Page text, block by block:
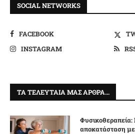
SOCIAL NETWORKS
FACEBOOK
INSTAGRAM
ΤΑ ΤΕΛΕΥΤΑΊΑ ΜΑΣ ΆΡΘΡΑ…
αποκατάσταση